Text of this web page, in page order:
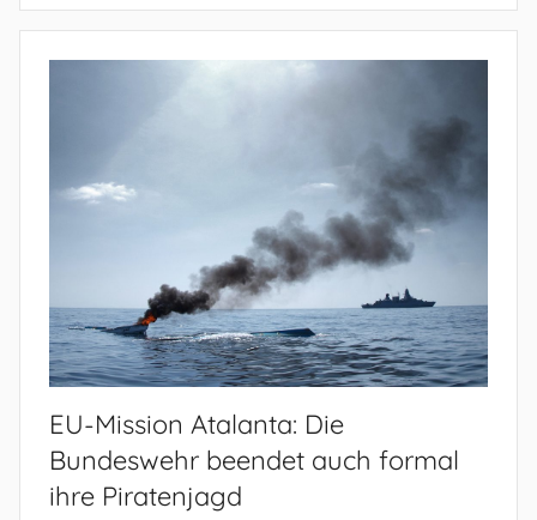
EU-Mission Atalanta: Die
Bundeswehr beendet auch formal
ihre Piratenjagd